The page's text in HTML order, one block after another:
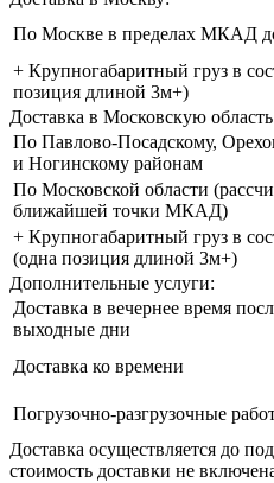
По Москве в пределах МКАД
+ Крупногабаритный груз в
позиция длиной 3м+)
Доставка в Московскую
По Павлово-Посадскому,
и Ногинскому районам
По Московской области
ближайшей точки МКАД)
+ Крупногабаритный груз в
(одна позиция длиной 3м+)
Дополнительные услуги:
Доставка в вечернее время
выходные дни
Доставка ко времени
Погрузочно-разгрузочные
Доставка осуществляется до
стоимость доставки не